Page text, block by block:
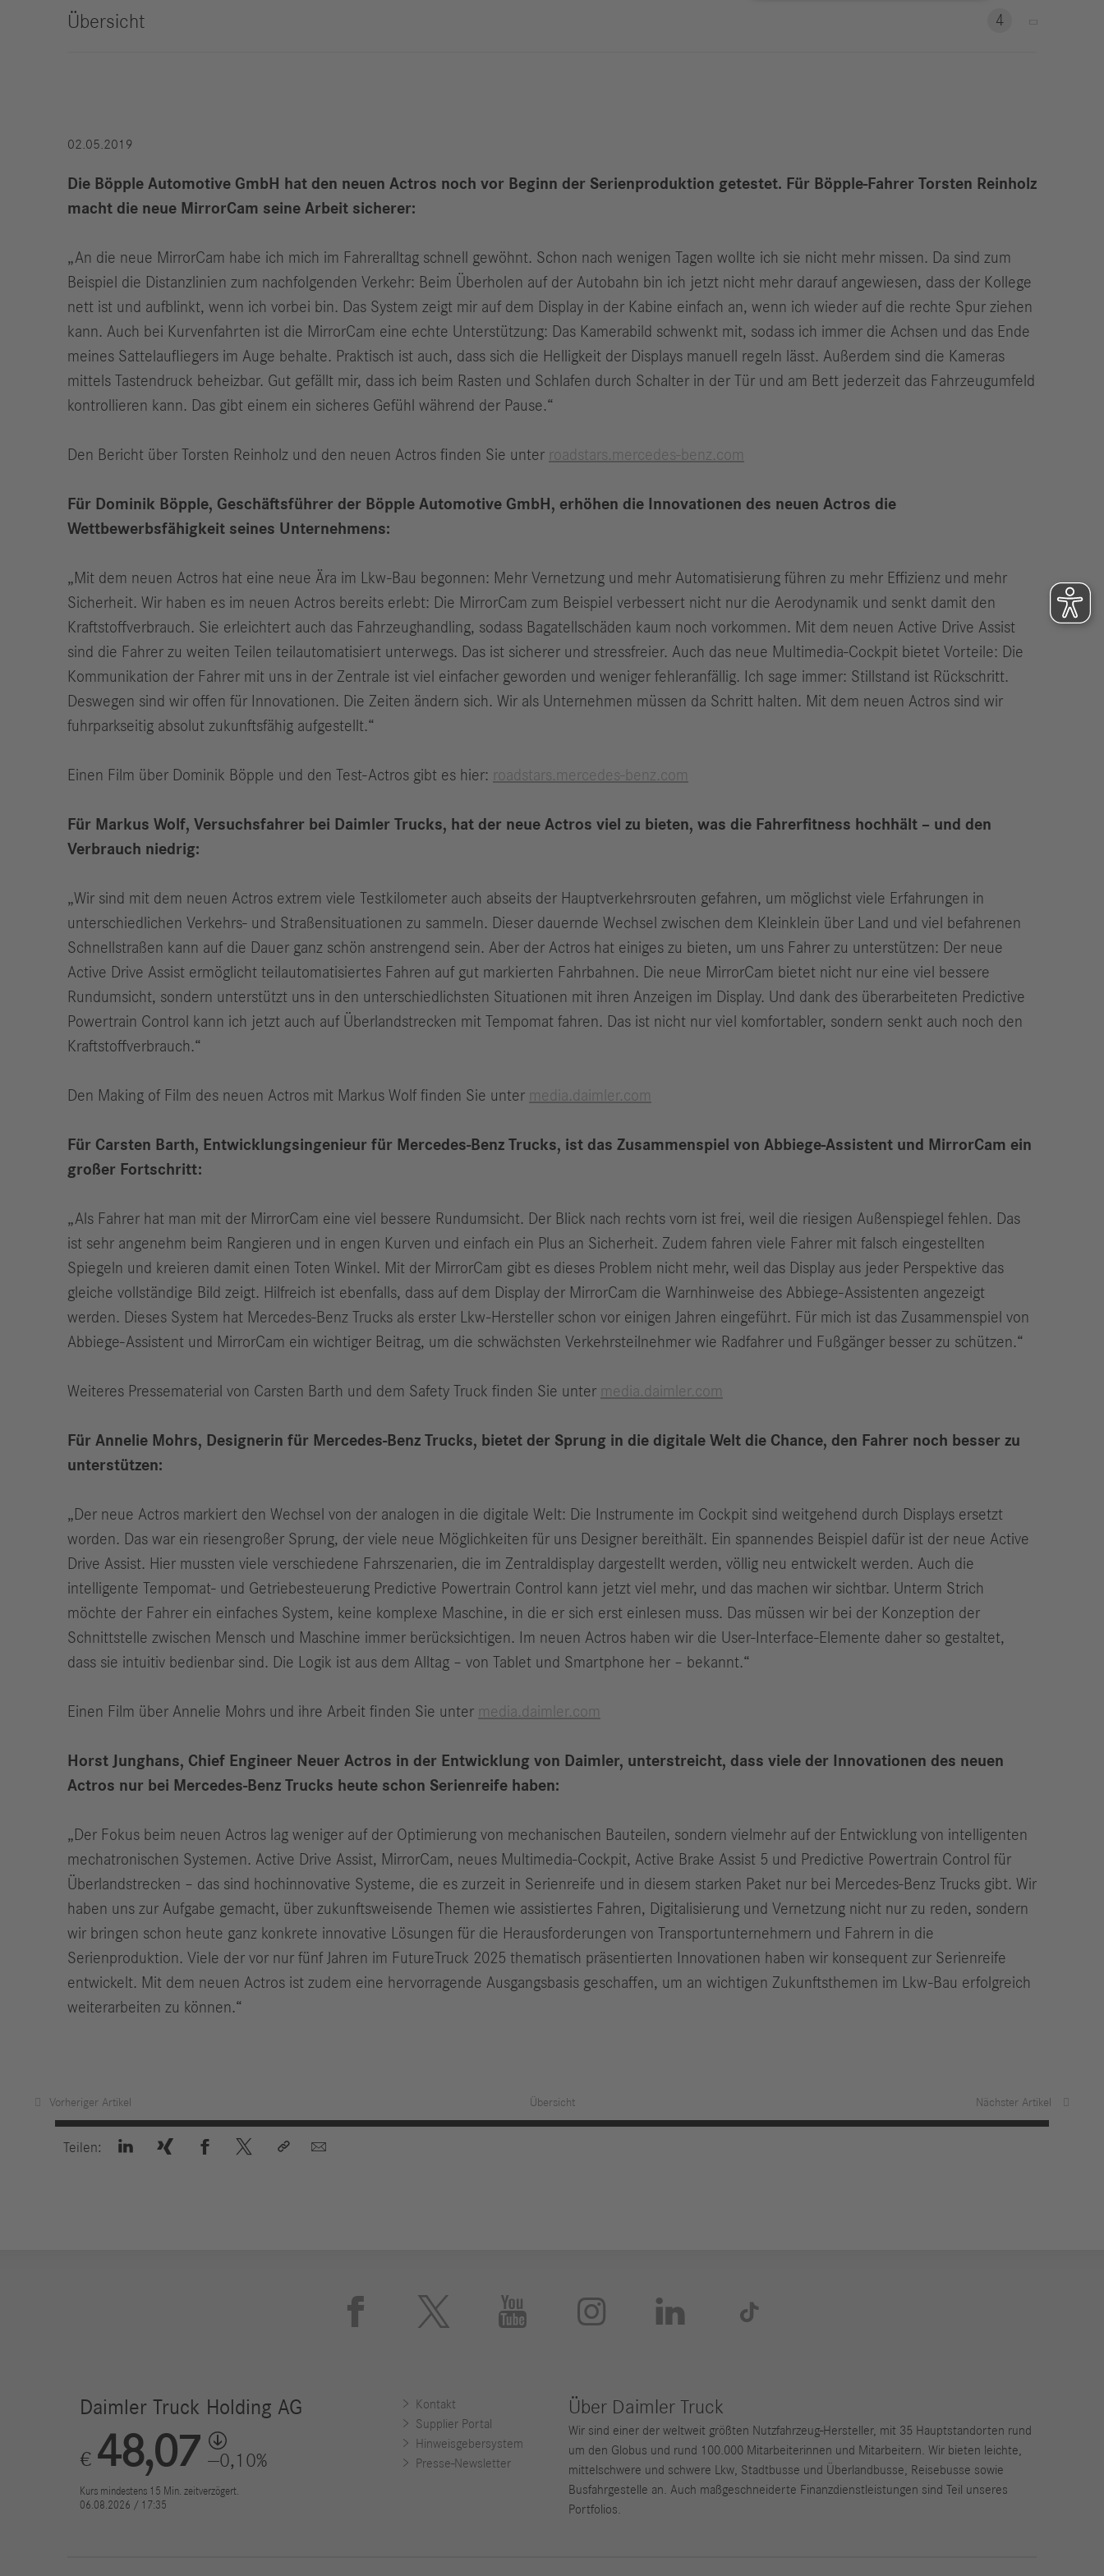
Compliance
Berufserfahrene
Studierende &
Schüler
Wer wir sind
Benefits
Jobs
News & Stories
Media Center
FAQ
Übersicht 4
02.05.2019
Die Böpple Automotive GmbH hat den neuen Actros noch vor Beginn der Serienproduktion getestet. Für Böpple-Fahrer Torsten Reinholz
macht die neue MirrorCam seine Arbeit sicherer:
„An die neue MirrorCam habe ich mich im Fahreralltag schnell gewöhnt. Schon nach wenigen Tagen wollte ich sie nicht mehr missen. Da sind zum
Beispiel die Distanz­linien zum nachfolgenden Verkehr: Beim Überholen auf der Autobahn bin ich jetzt nicht mehr darauf angewiesen, dass der Kollege
nett ist und aufblinkt, wenn ich vorbei bin. Das System zeigt mir auf dem Display in der Kabine einfach an, wenn ich wieder auf die rechte Spur ziehen
kann. Auch bei Kurvenfahrten ist die MirrorCam eine echte Unterstützung: Das Kamerabild schwenkt mit, sodass ich immer die Achsen und das Ende
meines Sattelaufliegers im Auge behalte. Praktisch ist auch, dass sich die Helligkeit der Displays manuell regeln lässt. Außerdem sind die Kameras
mittels Tastendruck beheizbar. Gut gefällt mir, dass ich beim Rasten und Schlafen durch Schalter in der Tür und am Bett jederzeit das Fahrzeugumfeld
kontrollieren kann. Das gibt einem ein sicheres Gefühl während der Pause.“
Den Bericht über Torsten Reinholz und den neuen Actros finden Sie unter roadstars.mercedes-benz.com
Für Dominik Böpple, Geschäftsführer der Böpple Automotive GmbH, erhöhen die Innovationen des neuen Actros die
Wettbewerbsfähigkeit seines Unternehmens:
„Mit dem neuen Actros hat eine neue Ära im Lkw-Bau begonnen: Mehr Vernetzung und mehr Automatisierung führen zu mehr Effizienz und mehr
Sicherheit. Wir haben es im neuen Actros bereits erlebt: Die MirrorCam zum Beispiel verbessert nicht nur die Aerodynamik und senkt damit den
Kraftstoffverbrauch. Sie erleichtert auch das Fahrzeughandling, sodass Bagatellschäden kaum noch vorkommen. Mit dem neuen Active Drive Assist
sind die Fahrer zu weiten Teilen teilautomatisiert unterwegs. Das ist sicherer und stressfreier. Auch das neue Multimedia-Cockpit bietet Vorteile: Die
Kommunikation der Fahrer mit uns in der Zentrale ist viel einfacher geworden und weniger fehleranfällig. Ich sage immer: Stillstand ist Rückschritt.
Deswegen sind wir offen für Innovationen. Die Zeiten ändern sich. Wir als Unternehmen müssen da Schritt halten. Mit dem neuen Actros sind wir
fuhrparkseitig absolut zukunftsfähig aufgestellt.“
Einen Film über Dominik Böpple und den Test-Actros gibt es hier: roadstars.mercedes-benz.com
Für Markus Wolf, Versuchsfahrer bei Daimler Trucks, hat der neue Actros viel zu bieten, was die Fahrerfitness hochhält – und den
Verbrauch niedrig:
„Wir sind mit dem neuen Actros extrem viele Testkilometer auch abseits der Hauptverkehrsrouten gefahren, um möglichst viele Erfahrungen in
unterschiedlichen Verkehrs- und Straßensituationen zu sammeln. Dieser dauernde Wechsel zwischen dem Kleinklein über Land und viel befahrenen
Schnellstraßen kann auf die Dauer ganz schön anstrengend sein. Aber der Actros hat einiges zu bieten, um uns Fahrer zu unterstützen: Der neue
Active Drive Assist ermöglicht teilautomatisiertes Fahren auf gut markierten Fahrbahnen. Die neue MirrorCam bietet nicht nur eine viel bessere
Rundumsicht, sondern unterstützt uns in den unterschiedlichsten Situationen mit ihren Anzeigen im Display. Und dank des überarbeiteten Predictive
Powertrain Control kann ich jetzt auch auf Überlandstrecken mit Tempomat fahren. Das ist nicht nur viel komfortabler, sondern senkt auch noch den
Kraftstoffverbrauch.“
Den Making of Film des neuen Actros mit Markus Wolf finden Sie unter media.daimler.com
Für Carsten Barth, Entwicklungsingenieur für Mercedes-Benz Trucks, ist das Zusammenspiel von Abbiege-Assistent und MirrorCam ein
großer Fortschritt:
„Als Fahrer hat man mit der MirrorCam eine viel bessere Rundumsicht. Der Blick nach rechts vorn ist frei, weil die riesigen Außenspiegel fehlen. Das
ist sehr angenehm beim Rangieren und in engen Kurven und einfach ein Plus an Sicherheit. Zudem fahren viele Fahrer mit falsch eingestellten
Spiegeln und kreieren damit einen Toten Winkel. Mit der MirrorCam gibt es dieses Problem nicht mehr, weil das Display aus jeder Perspektive das
gleiche vollständige Bild zeigt. Hilfreich ist ebenfalls, dass auf dem Display der MirrorCam die Warnhinweise des Abbiege-Assistenten angezeigt
werden. Dieses System hat Mercedes-Benz Trucks als erster Lkw-Hersteller schon vor einigen Jahren eingeführt. Für mich ist das Zusammenspiel von
Abbiege-Assistent und MirrorCam ein wichtiger Beitrag, um die schwächsten Verkehrsteilnehmer wie Radfahrer und Fußgänger besser zu schützen.“
Weiteres Pressematerial von Carsten Barth und dem Safety Truck finden Sie unter media.daimler.com
Für Annelie Mohrs, Designerin für Mercedes-Benz Trucks, bietet der Sprung in die digitale Welt die Chance, den Fahrer noch besser zu
unterstützen:
„Der neue Actros markiert den Wechsel von der analogen in die digitale Welt: Die Instrumente im Cockpit sind weitgehend durch Displays ersetzt
worden. Das war ein riesengroßer Sprung, der viele neue Möglichkeiten für uns Designer bereithält. Ein spannendes Beispiel dafür ist der neue Active
Drive Assist. Hier mussten viele verschiedene Fahrszenarien, die im Zentraldisplay dargestellt werden, völlig neu entwickelt werden. Auch die
intelligente Tempomat- und Getriebesteuerung Predictive Powertrain Control kann jetzt viel mehr, und das machen wir sichtbar. Unterm Strich
möchte der Fahrer ein einfaches System, keine komplexe Maschine, in die er sich erst einlesen muss. Das müssen wir bei der Konzeption der
Schnittstelle zwischen Mensch und Maschine immer berücksichtigen. Im neuen Actros haben wir die User-Interface-Elemente daher so gestaltet,
dass sie intuitiv bedienbar sind. Die Logik ist aus dem Alltag – von Tablet und Smartphone her – bekannt.“
Einen Film über Annelie Mohrs und ihre Arbeit finden Sie unter media.daimler.com
Horst Junghans, Chief Engineer Neuer Actros in der Entwicklung von Daimler, unterstreicht, dass viele der Innovationen des neuen
Actros nur bei Mercedes-Benz Trucks heute schon Serienreife haben:
„Der Fokus beim neuen Actros lag weniger auf der Optimierung von mechanischen Bauteilen, sondern vielmehr auf der Entwicklung von intelligenten
mechatronischen Systemen. Active Drive Assist, MirrorCam, neues Multimedia-Cockpit, Active Brake Assist 5 und Predictive Powertrain Control für
Überlandstrecken – das sind hoch­innovative Systeme, die es zurzeit in Serienreife und in diesem starken Paket nur bei Mercedes-Benz Trucks gibt. Wir
haben uns zur Aufgabe gemacht, über zukunfts­weisende Themen wie assistiertes Fahren, Digitalisierung und Vernetzung nicht nur zu reden, sondern
wir bringen schon heute ganz konkrete innovative Lösungen für die Herausforderungen von Transportunternehmern und Fahrern in die
Serienproduktion. Viele der vor nur fünf Jahren im FutureTruck 2025 thematisch präsentierten Innovationen haben wir konsequent zur Serienreife
entwickelt. Mit dem neuen Actros ist zudem eine hervorragende Ausgangsbasis geschaffen, um an wichtigen Zukunftsthemen im Lkw-Bau erfolgreich
weiterarbeiten zu können.“
Vorheriger Artikel Übersicht Nächster Artikel
Teilen:      
     
Kontakt
Supplier Portal
Hinweisgebersystem
Presse-Newsletter
Über Daimler Truck
Wir sind einer der weltweit größten Nutzfahrzeug-Hersteller, mit 35 Hauptstandorten rund
um den Globus und rund 100.000 Mitarbeiterinnen und Mitarbeitern. Wir bieten leichte,
mittelschwere und schwere Lkw, Stadtbusse und Überlandbusse, Reisebusse sowie
Busfahrgestelle an. Auch maßgeschneiderte Finanzdienstleistungen sind Teil unseres
Portfolios.